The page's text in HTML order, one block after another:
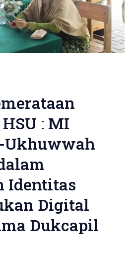
: MI
Identitas
Digital
Dukcapil